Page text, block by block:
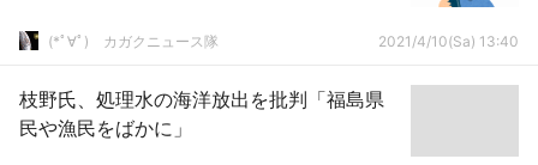
(*ﾟ∀ﾟ)ゞカガクニュース隊 2021/4/10(Sa) 13:40
枝野氏、処理水の海洋放出を批判「福島県
民や漁民をばかに」